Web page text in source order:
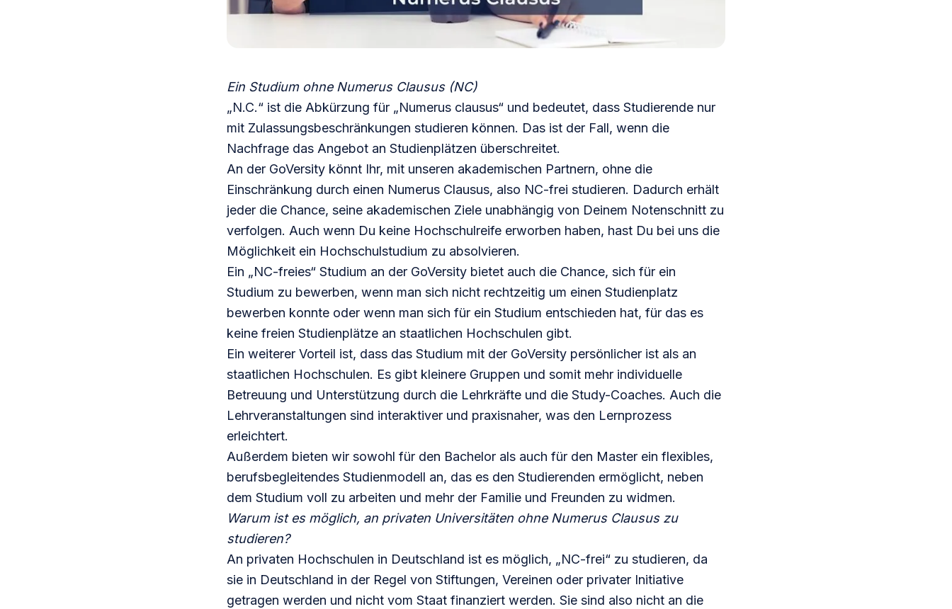
Ein Studium ohne Numerus Clausus (NC)
„N.C.“ ist die Abkürzung für „Numerus clausus“ und bedeutet, dass Studierende nur
mit Zulassungsbeschränkungen studieren können. Das ist der Fall, wenn die
Nachfrage das Angebot an Studienplätzen überschreitet.
An der GoVersity könnt Ihr, mit unseren akademischen Partnern, ohne die
Einschränkung durch einen Numerus Clausus, also NC-frei studieren. Dadurch erhält
jeder die Chance, seine akademischen Ziele unabhängig von Deinem Notenschnitt zu
verfolgen. Auch wenn Du keine Hochschulreife erworben haben, hast Du bei uns die
Möglichkeit ein Hochschulstudium zu absolvieren.
Ein „NC-freies“ Studium an der GoVersity bietet auch die Chance, sich für ein
Studium zu bewerben, wenn man sich nicht rechtzeitig um einen Studienplatz
bewerben konnte oder wenn man sich für ein Studium entschieden hat, für das es
keine freien Studienplätze an staatlichen Hochschulen gibt.
Ein weiterer Vorteil ist, dass das Studium mit der GoVersity persönlicher ist als an
staatlichen Hochschulen. Es gibt kleinere Gruppen und somit mehr individuelle
Betreuung und Unterstützung durch die Lehrkräfte und die Study-Coaches. Auch die
Lehrveranstaltungen sind interaktiver und praxisnaher, was den Lernprozess
erleichtert.
Außerdem bieten wir sowohl für den Bachelor als auch für den Master ein flexibles,
berufsbegleitendes Studienmodell an, das es den Studierenden ermöglicht, neben
dem Studium voll zu arbeiten und mehr der Familie und Freunden zu widmen.
Warum ist es möglich, an privaten Universitäten ohne Numerus Clausus zu
studieren?
An privaten Hochschulen in Deutschland ist es möglich, „NC-frei“ zu studieren, da
sie in Deutschland in der Regel von Stiftungen, Vereinen oder privater Initiative
getragen werden und nicht vom Staat finanziert werden. Sie sind also nicht an die